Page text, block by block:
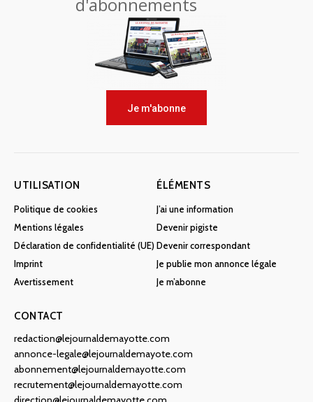
Je m'abonne
UTILISATION
Politique de cookies
Mentions légales
Déclaration de confidentialité (UE)
Imprint
Avertissement
ÉLÉMENTS
J’ai une information
Devenir pigiste
Devenir correspondant
Je publie mon annonce légale
Je m’abonne
CONTACT
redaction@lejournaldemayotte.com
annonce-legale@lejournaldemayote.com
abonnement@lejournaldemayotte.com
recrutement@lejournaldemayotte.com